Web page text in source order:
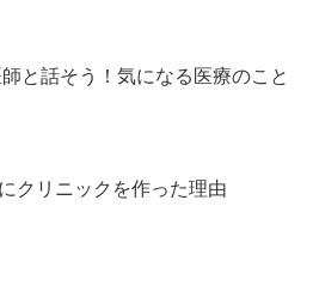
と話そう！気になる医療のこと
クリニックを作った理由